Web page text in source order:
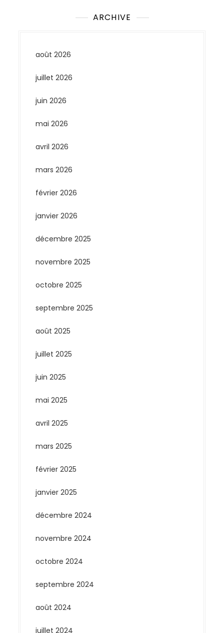
ARCHIVE
août 2026
juillet 2026
juin 2026
mai 2026
avril 2026
mars 2026
février 2026
janvier 2026
décembre 2025
novembre 2025
octobre 2025
septembre 2025
août 2025
juillet 2025
juin 2025
mai 2025
avril 2025
mars 2025
février 2025
janvier 2025
décembre 2024
novembre 2024
octobre 2024
septembre 2024
août 2024
juillet 2024